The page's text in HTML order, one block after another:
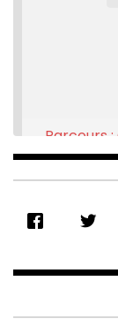
RSS FEED
EMBED
Parcours
Feb 16, 2021 •